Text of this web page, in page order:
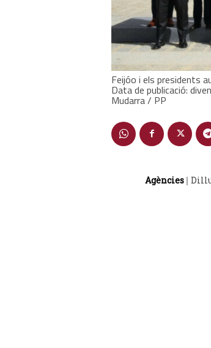
Feijóo i els presidents
Data de publicació:
Mudarra / PP
Agències |